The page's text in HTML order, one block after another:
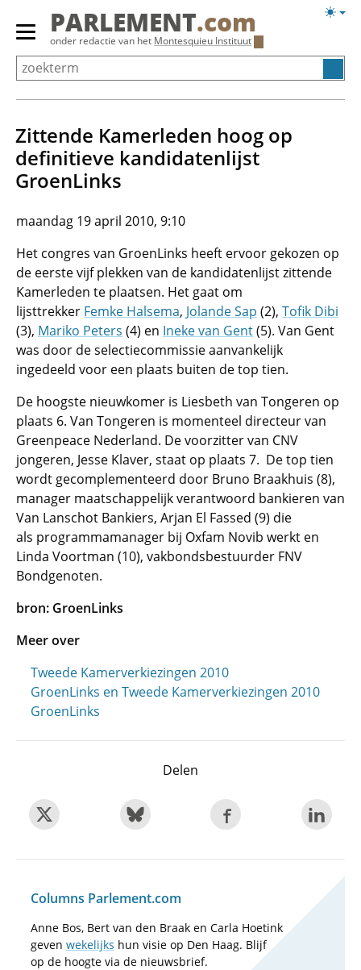
Overslaan
Primair
menu
tonen/verbergen
PARLEMENT.com
onder redactie van het Montesquieu Instituut
Zittende Kamerleden hoog op
definitieve kandidatenlijst
GroenLinks
maandag 19 april 2010, 9:10
Het congres van GroenLinks heeft ervoor gekozen op
de eerste vijf plekken van de kandidatenlijst zittende
Kamerleden te plaatsen. Het gaat om
lijsttrekker Femke Halsema, Jolande Sap (2), Tofik Dibi
(3), Mariko Peters (4) en Ineke van Gent(5). Van Gent
was door de selectiecommissie aanvankelijk
ingedeeld voor een plaats buiten de top tien.
De hoogste nieuwkomer is Liesbeth van Tongeren op
plaats 6. Van Tongeren is momenteel directeur van
Greenpeace Nederland. De voorzitter van CNV
jongeren, Jesse Klaver, staat op plaats 7. De top tien
wordt gecomplementeerd door Bruno Braakhuis (8),
manager maatschappelijk verantwoord bankieren van
Van Lanschot Bankiers, Arjan El Fassed (9) die
als programmamanager bij Oxfam Novib werkt en
Linda Voortman (10), vakbondsbestuurder FNV
Bondgenoten.
bron: GroenLinks
Meer over
Tweede Kamerverkiezingen 2010
GroenLinks en Tweede Kamerverkiezingen 2010
GroenLinks
Delen
Columns Parlement.com
Anne Bos, Bert van den Braak en Carla Hoetink
geven wekelijks hun visie op Den Haag. Blijf
op de hoogte via de nieuwsbrief.